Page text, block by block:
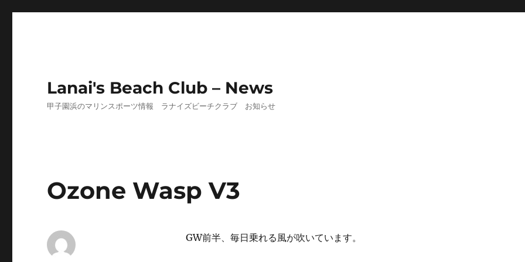
Lanai's Beach Club – News
甲子園浜のマリンスポーツ情報 ラナイズビーチクラブ お知らせ
Ozone Wasp V3
GW前半、毎日乗れる風が吹いています。